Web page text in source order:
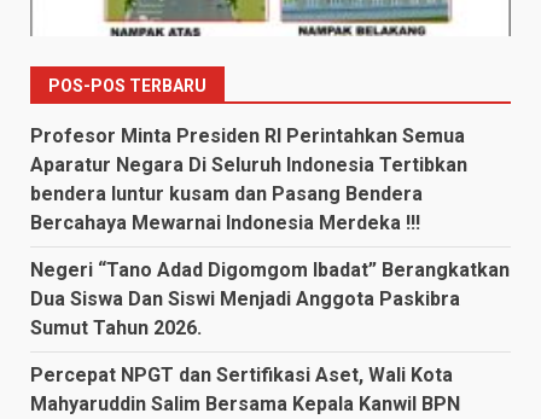
POS-POS TERBARU
Profesor Minta Presiden RI Perintahkan Semua
Aparatur Negara Di Seluruh Indonesia Tertibkan
bendera luntur kusam dan Pasang Bendera
Bercahaya Mewarnai Indonesia Merdeka !!!
Negeri “Tano Adad Digomgom Ibadat” Berangkatkan
Dua Siswa Dan Siswi Menjadi Anggota Paskibra
Sumut Tahun 2026.
Percepat NPGT dan Sertifikasi Aset, Wali Kota
Mahyaruddin Salim Bersama Kepala Kanwil BPN